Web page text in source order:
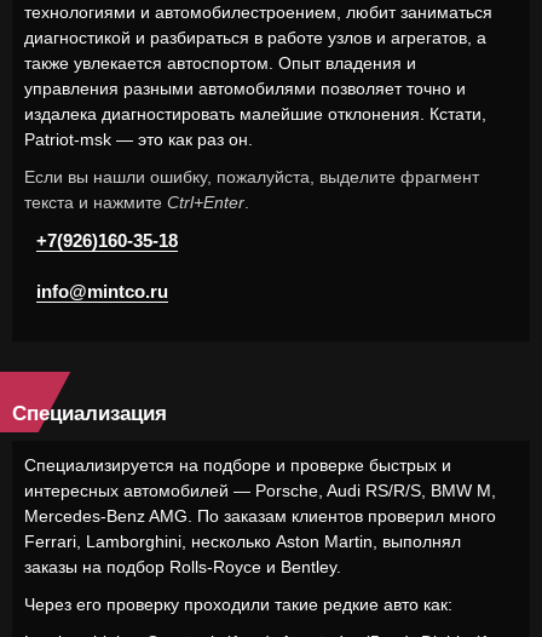
технологиями и автомобилестроением, любит заниматься
диагностикой и разбираться в работе узлов и агрегатов, а
также увлекается автоспортом. Опыт владения и
управления разными автомобилями позволяет точно и
издалека диагностировать малейшие отклонения. Кстати,
Patriot-msk — это как раз он.
Если вы нашли ошибку, пожалуйста, выделите фрагмент
текста и нажмите Ctrl+Enter
+7(926)160-35-18
info@mintco.ru
Специализация
Специализируется на подборе и проверке быстрых и
интересных автомобилей — Porsche, Audi RS/R/S, BMW M,
Mercedes-Benz AMG. По заказам клиентов проверил много
Ferrari, Lamborghini, несколько Aston Martin, выполнял
заказы на подбор Rolls-Royce и Bentley.
Через его проверку проходили такие редкие авто как: